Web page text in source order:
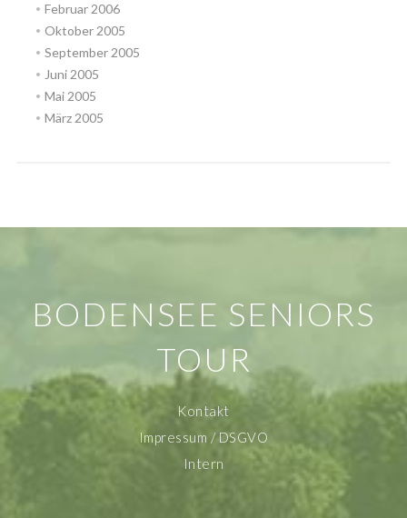
Februar 2006
Oktober 2005
September 2005
Juni 2005
Mai 2005
März 2005
BODENSEE SENIORS
TOUR
Kontakt
Impressum / DSGVO
Intern